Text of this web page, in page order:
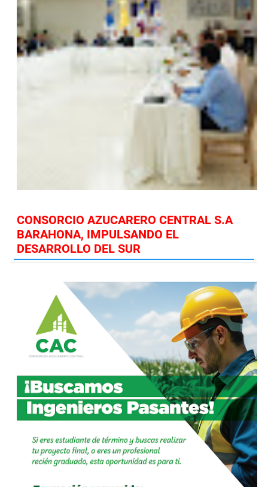
CONSORCIO AZUCARERO CENTRAL S.A
BARAHONA, IMPULSANDO EL
DESARROLLO DEL SUR